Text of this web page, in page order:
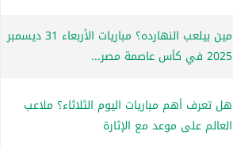
مين بيلعب النهارده؟ مباريات الأربعاء 31 ديسمبر
2025 في كأس عاصمة مصر...
هل تعرف أهم مباريات اليوم الثلاثاء؟ ملاعب
العالم على موعد مع الإثارة